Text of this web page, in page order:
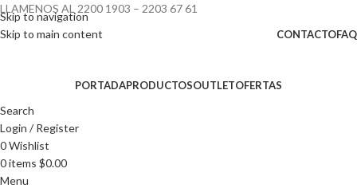
Skip to navigation
Skip to main content
LLAMENOS AL 2200 1903 – 2203 67 61
CONTACTOFAQ
PORTADAPRODUCTOSOUTLETOFERTAS
Search
Login / Register
0Wishlist
0items $0.00
Menu